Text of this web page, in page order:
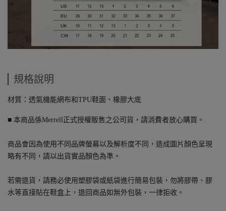
規格說明
材質：透氣機能網布和TPU鞋面、橡膠大底
■ 本商品係Merrell正式授權販售之公司貨，請消費者放心購買。
商品會因為使用不同品牌螢幕以及解析度不同，造成圖片顏色呈現
略有不同，請以出貨實品顏色為準。
若需退貨，請務必使用塑膠袋或紙袋進行簡易包裝，勿將膠帶、膠
水等直接貼在鞋盒上，退回商品如無外包裝，一律拒收。